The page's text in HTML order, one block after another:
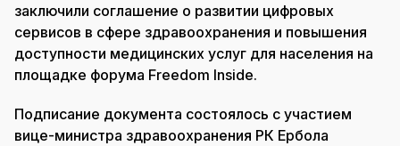
заключили соглашение о развитии цифровых
сервисов в сфере здравоохранения и повышения
доступности медицинских услуг для населения на
площадке форума Freedom Inside.
Подписание документа состоялось с участием
вице-министра здравоохранения РК Ербола